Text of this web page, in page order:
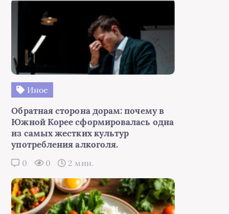
Иное
Обратная сторона дорам: почему в
Южной Корее сформировалась одна
из самых жестких культур
употребления алкоголя.
0 0 2 мин.